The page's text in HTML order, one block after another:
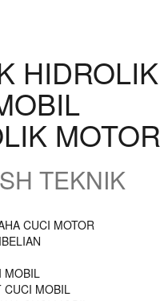
HIDROLIK
MOTOR
TEKNIK
CUCI MOTOR
MOBIL
CUCI MOBIL